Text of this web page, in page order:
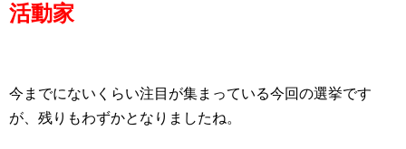
活動家
今までにないくらい注目が集まっている今回の選挙です
が、残りもわずかとなりましたね。